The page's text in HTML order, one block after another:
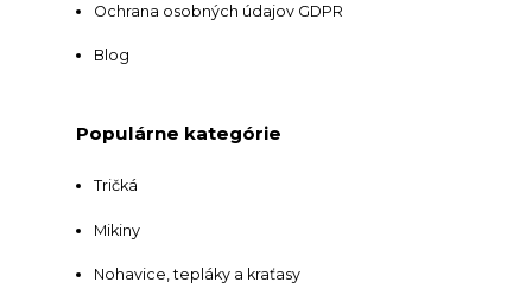
Ochrana osobných údajov GDPR
Blog
Populárne kategórie
Tričká
Mikiny
Nohavice, tepláky a kraťasy